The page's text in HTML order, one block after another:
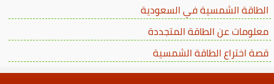
الطاقة الشمسية في السعودية
معلومات عن الطاقة المتجددة
قصة اختراع الطاقة الشمسية